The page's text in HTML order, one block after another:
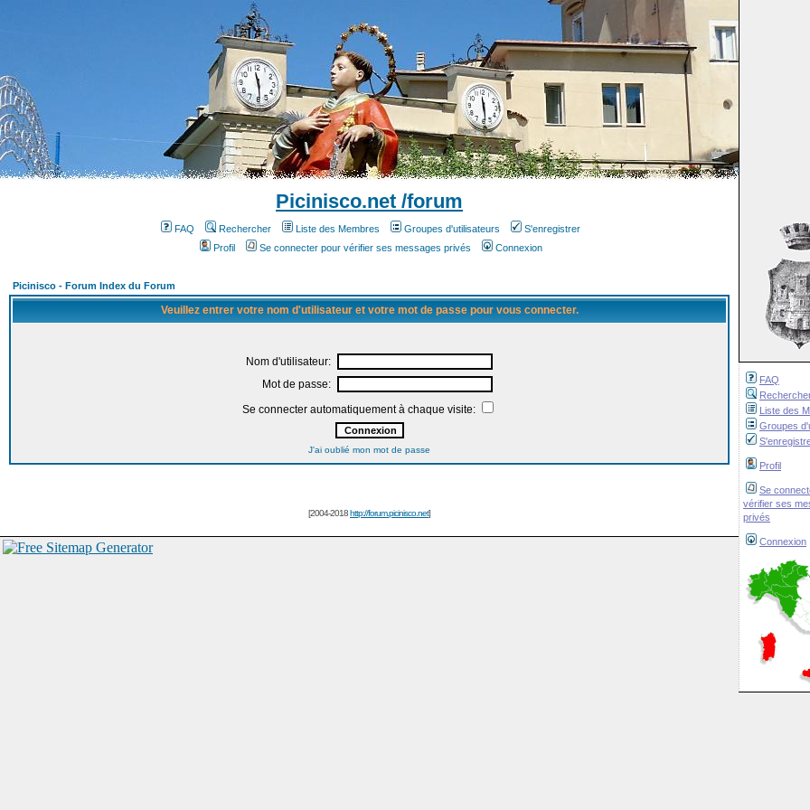
FAQ
Liste des
Groupes
Profil
Se
vérifier ses
privés
Connexion
Picinisco.net /forum
FAQ Rechercher Liste des Membres Groupes d'utilisateurs
S'enregistrer
Profil
Se connecter pour vérifier ses messages privés Connexion
Picinisco - Forum Index du Forum
Veuillez entrer votre nom d'utilisateur et votre mot de passe pour vous connecter.
Nom d'utilisateur:
Mot de passe:
Se connecter automatiquement à chaque visite:
J'ai oublié mon mot de passe
[2004-2018http://forum.picinisco.net]